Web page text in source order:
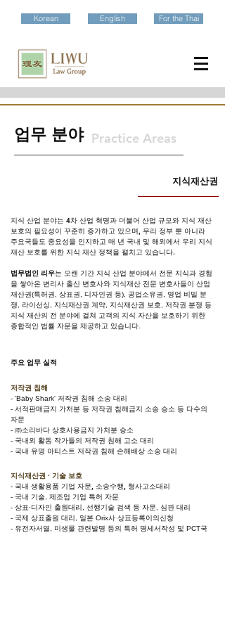
Korean English For the Thai
​업무 분야 Practice Areas
지식재산권
지식 산업 분야는 ​4차 산업 혁명과 더불어 산업 규모와 지식 재산
보호의 필요성이 꾸준히 증가하고 있으며, 우리 정부 뿐 아니라
주요국들도 중요성을 인지하고 매 년 국내 및 해외에서 우리 지식
재산 보호를 위한 지식 재산 정책을 펼치고 있습니다.
법무법인 리우는 오랜 기간 지식 산업 분야에서 전문 지식과 경험
을 쌓아온 변리사 출신 변호사와 지식재산 전문 변호사들이 산업
재산권(특허권, 상표권, 디자인권 등), 공업소유권, 영업 비밀 분
쟁, 라이선싱, 지식재산권 계약, 지식재산권 보호, 저작권 분쟁 등
지식 재산의 전 분야에 걸쳐 고객의 지식 자산을 보호하기 위한
종합적인 법률 자문을 제공하고 있습니다.
주요 업무 실적
저작권 침해
- 'Baby Shark' 저작권 침해 소송 대리
- 서적판매금지 가처분 등 저작권 침해금지 소송 승소 등 다수의
자문
- ㈜소리바다 상호사용금지 가처분 승소
- 국내외 활동 작가들의 저작권 침해 고소 대리
- 국내 유명 아티스트 저작권 침해 손해배상 소송 대리
지식재산권 · 기술 보호
- 국내 생활용품 기업 자문, 소송수행, 형사고소대리
- 국내 기술, 제조업 기업 특허 자문
- 상표∙디자인 출원대리, 선행기술 검색 등 자문, 심판 대리
- 국제 상표출원 대리, 일본 Orix사 상표등록이의신청
- 유전자서열, 미생물 관련발명 등의 특허 명세서작성 및 PCT국